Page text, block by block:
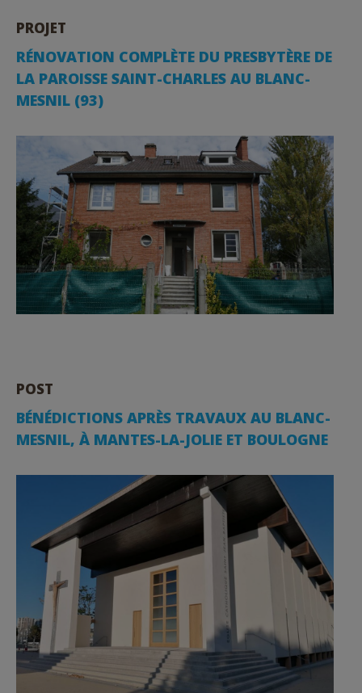
PROJET
RÉNOVATION COMPLÈTE DU PRESBYTÈRE DE
LA PAROISSE SAINT-CHARLES AU BLANC-
MESNIL (93)
POST
BÉNÉDICTIONS APRÈS TRAVAUX AU BLANC-
MESNIL, À MANTES-LA-JOLIE ET BOULOGNE